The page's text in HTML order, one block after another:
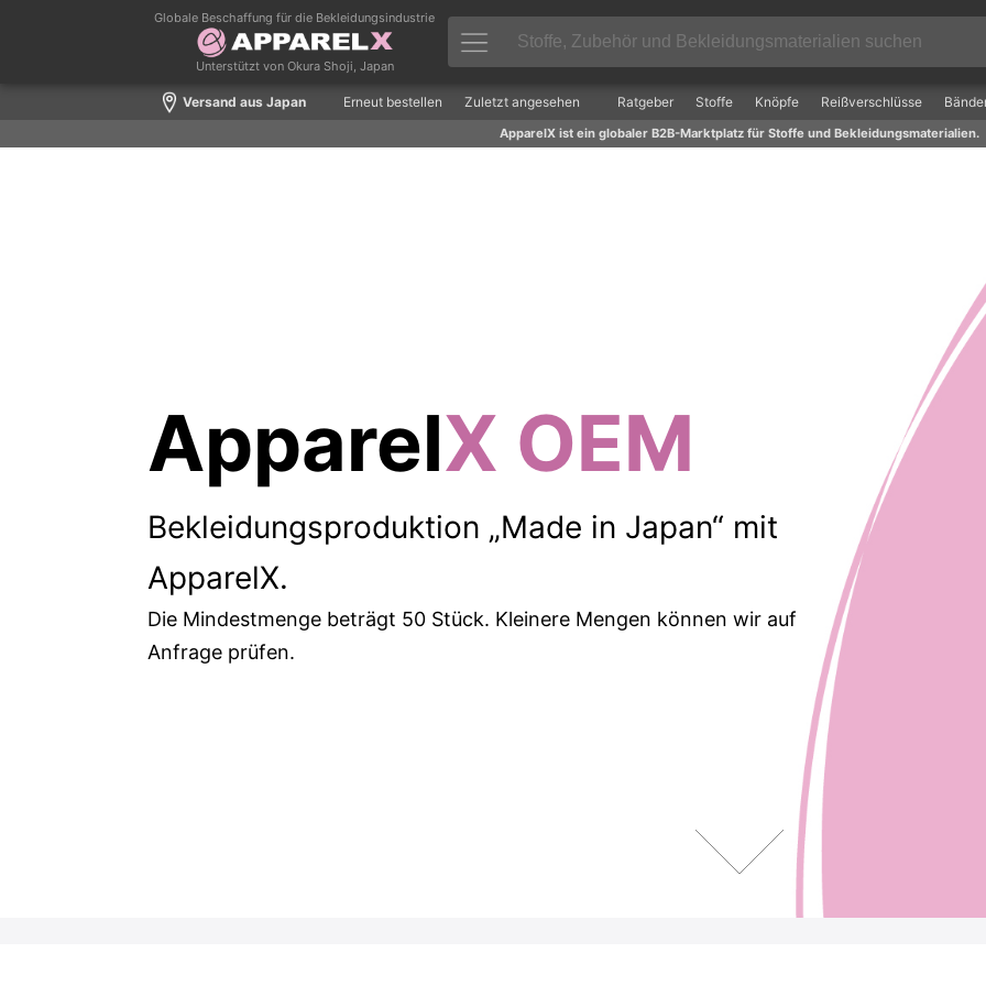
Globale Beschaffung für die Bekleidungsindustrie
Unterstützt von Okura Shoji, Japan
Versand aus Japan Erneut bestellen Zuletzt angesehen Ratgeber Stoffe Knöpfe Reißverschlüsse
ApparelX ist ein globaler B2B-Marktplatz für Stoffe und Bekleidungsmaterialien.
ApparelX OEM
Bekleidungsproduktion „Made in Japan“ mit
ApparelX.
Die Mindestmenge beträgt 50 Stück. Kleinere Mengen können wir auf
Anfrage prüfen.